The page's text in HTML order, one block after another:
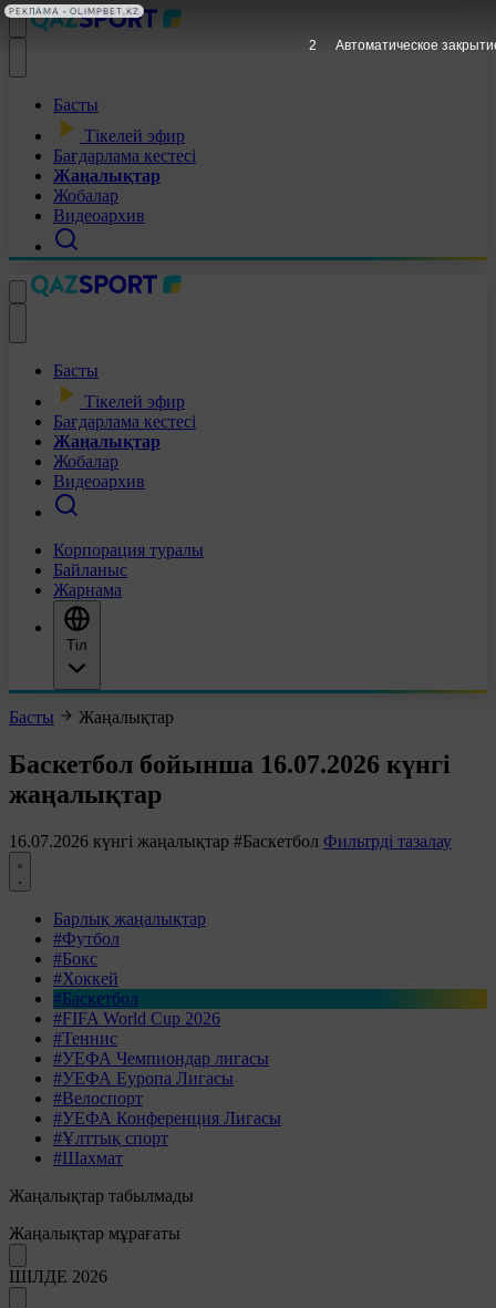
Басты
Тікелей эфир
Бағдарлама кестесі
Жаңалықтар
Жобалар
Видеоархив
Басты
Тікелей эфир
Бағдарлама кестесі
Жаңалықтар
Жобалар
Видеоархив
Корпорация туралы
Байланыс
Жарнама
Тіл
Басты Жаңалықтар
Баскетбол бойынша 16.07.2026 күнгі
жаңалықтар
16.07.2026 күнгі жаңалықтар #Баскетбол Фильтрді тазалау
Барлық жаңалықтар
#Футбол
#Бокс
#Хоккей
#Баскетбол
#FIFA World Cup 2026
#Теннис
#УЕФА Чемпиондар лигасы
#УЕФА Еуропа Лигасы
#Велоспорт
#УЕФА Конференция Лигасы
#Ұлттық спорт
#Шахмат
Жаңалықтар табылмады
Жаңалықтар мұрағаты
ШІЛДЕ 2026
1 Автоматическое
РЕКЛАМА • OLIMPBET.KZ